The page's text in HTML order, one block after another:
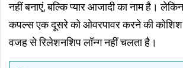
नहीं बनाएं, बल्कि प्यार आजादी का नाम है।
कपल्स एक दूसरे को ओवरपावर करने की
वजह से रिलेशनशिप लॉन्ग नहीं चलता है।